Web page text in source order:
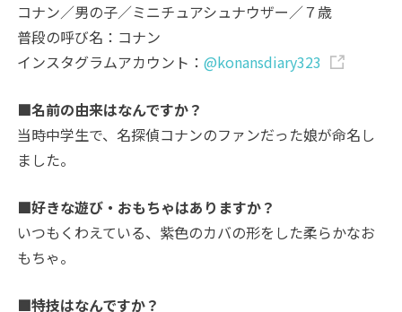
コナン／男の子／ミニチュアシュナウザー／７歳
普段の呼び名：コナン
インスタグラムアカウント：@konansdiary323
■名前の由来はなんですか？
当時中学生で、名探偵コナンのファンだった娘が命名し
ました。
■好きな遊び・おもちゃはありますか？
いつもくわえている、紫色のカバの形をした柔らかなお
もちゃ。
■特技はなんですか？